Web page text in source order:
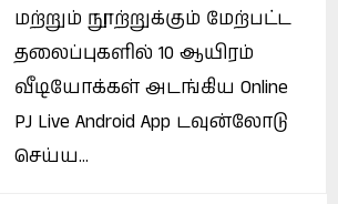
மற்றும் நூற்றுக்கும் மேற்பட்ட
தலைப்புகளில் 10 ஆயிரம்
வீடியோக்கள் அடங்கிய Online
PJ Live Android App டவுன்லோடு
செய்ய...